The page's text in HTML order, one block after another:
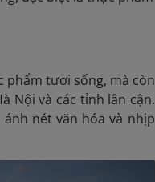
phẩm tươi sống, mà còn
Nội và các tỉnh lân cận.
nét văn hóa và nhịp